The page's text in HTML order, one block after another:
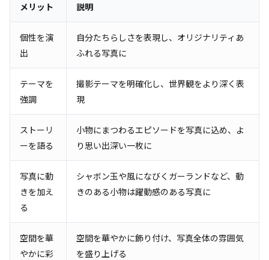
メリット 説明
個性を演
出
自分たちらしさを表現し、オリジナリティあ
ふれる写真に
テーマを
強調
撮影テーマを明確化し、世界観をより深く表
現
ストーリ
ーを語る
小物にまつわるエピソードを写真に込め、よ
り思い出深い一枚に
写真に動
きを加え
る
シャボン玉や風になびくガーランドなど、動
きのある小物は躍動感のある写真に
空間を華
やかに彩
空間を華やかに飾り付け、写真全体の雰囲気
を盛り上げる